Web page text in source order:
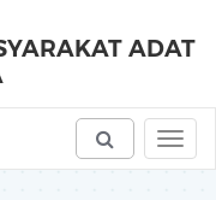
ADAT